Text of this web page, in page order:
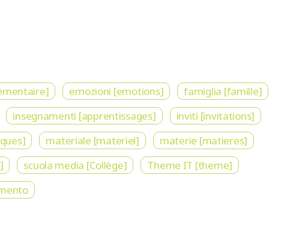
emozioni [emotions]
famiglia [famille]
insegnamenti [apprentissages]
inviti [invitations]
materiale [materiel]
materie [matieres]
scuola media [Collège]
Theme IT [theme]